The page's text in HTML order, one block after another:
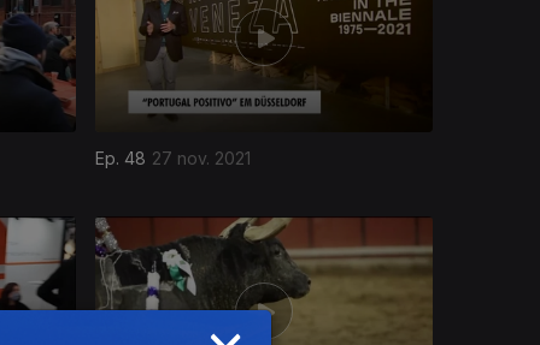
Ep. 48 27 nov. 2021